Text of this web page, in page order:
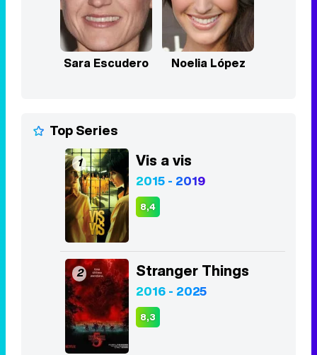
Top Series
1 Vis a vis
2 Stranger Things
2016 - 2025
8,3
3 Juego de Tronos
2011 - 2019
8,2